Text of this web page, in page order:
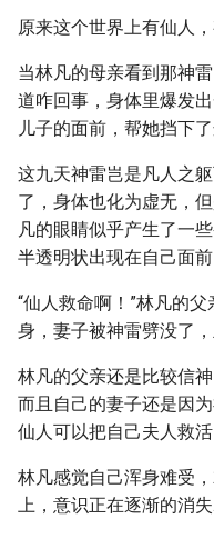
原来这个世界上有仙人
当林凡的母亲看到那神
道咋回事，身体里爆发
儿子的面前，帮她挡下了
这九天神雷岂是凡人之
了，身体也化为虚无，
凡的眼睛似乎产生了一
半透明状出现在自己面前
“仙人救命啊！”林凡的
身，妻子被神雷劈没了
林凡的父亲还是比较信
而且自己的妻子还是因
仙人可以把自己夫人救活
林凡感觉自己浑身难受
上，意识正在逐渐的消失